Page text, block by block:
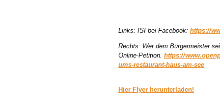
Links: ISI bei Facebook: https://
Rechts: Wer dem Bürgermeister
Online-Petition. https://
ums-restaurant-haus-am-see
Hier Flyer herunterladen!